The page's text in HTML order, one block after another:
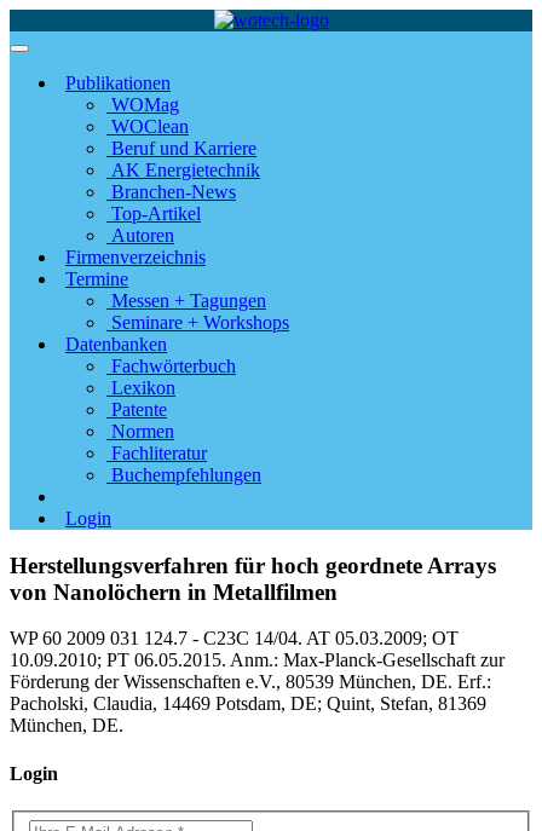
Publikationen
WOMag
WOClean
Beruf und Karriere
AK Energietechnik
Branchen-News
Top-Artikel
Autoren
Firmenverzeichnis
Termine
Messen + Tagungen
Seminare + Workshops
Datenbanken
Fachwörterbuch
Lexikon
Patente
Normen
Fachliteratur
Buchempfehlungen
Login
Herstellungsverfahren für hoch geordnete Arrays
von Nanolöchern in Metallfilmen
WP 60 2009 031 124.7 - C23C 14/04. AT 05.03.2009; OT
10.09.2010; PT 06.05.2015. Anm.: Max-Planck-Gesellschaft zur
Förderung der Wissenschaften e.V., 80539 München, DE. Erf.:
Pacholski, Claudia, 14469 Potsdam, DE; Quint, Stefan, 81369
München, DE.
Login